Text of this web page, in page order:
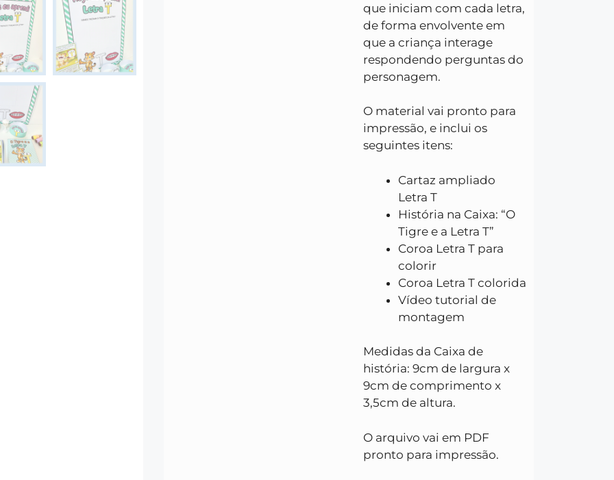
que iniciam com cada letra,
de forma envolvente em
que a criança interage
respondendo perguntas do
personagem.
O material vai pronto para
impressão, e inclui os
seguintes itens:
Cartaz ampliado
Letra T
História na Caixa: “O
Tigre e a Letra T”
Coroa Letra T para
colorir
Coroa Letra T colorida
Vídeo tutorial de
montagem
Medidas da Caixa de
história: 9cm de largura x
9cm de comprimento x
3,5cm de altura.
O arquivo vai em PDF
pronto para impressão.